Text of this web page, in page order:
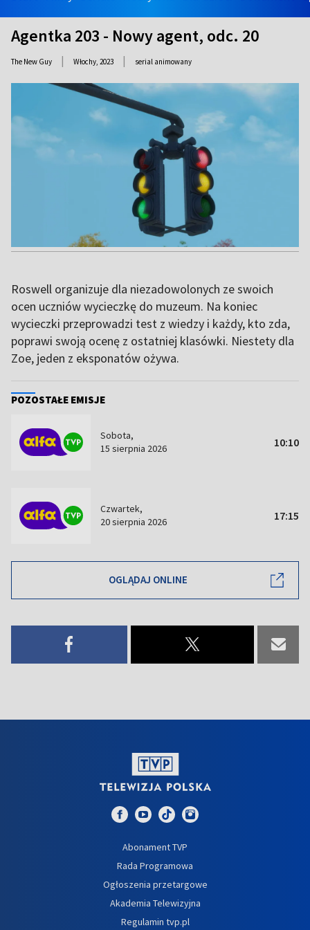
Agentka 203 - Nowy agent, odc. 20
The New Guy | Włochy, 2023 | serial animowany
Roswell organizuje dla niezadowolonych ze swoich
ocen uczniów wycieczkę do muzeum. Na koniec
wycieczki przeprowadzi test z wiedzy i każdy, kto zda,
poprawi swoją ocenę z ostatniej klasówki. Niestety dla
Zoe, jeden z eksponatów ożywa.
POZOSTAŁE EMISJE
Sobota,
15 sierpnia 2026
10:10
Czwartek,
20 sierpnia 2026
17:15
OGLĄDAJ ONLINE
Abonament TVP
Rada Programowa
Ogłoszenia przetargowe
Akademia Telewizyjna
Regulamin tvp.pl